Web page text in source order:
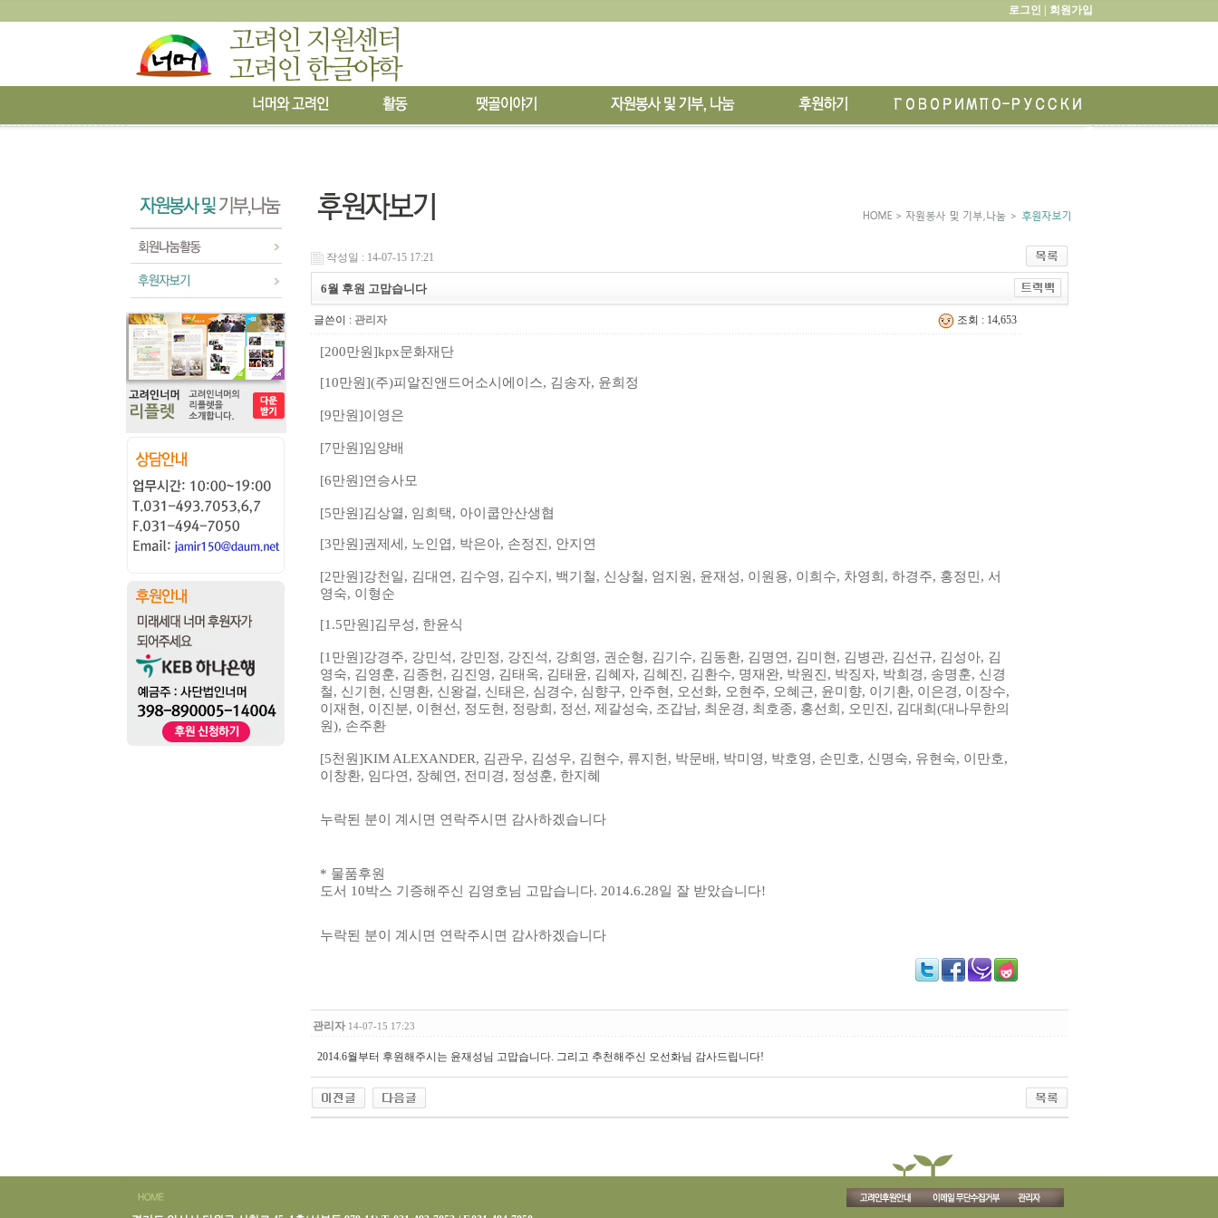
로그인 | 회원가입
작성일 : 14-07-15 17:21
6월 후원 고맙습니다
글쓴이 : 관리자 조회 : 14,653
[200만원]kpx문화재단
[10만원](주)피알진앤드어소시에이스, 김송자, 윤희정
[9만원]이영은
[7만원]임양배
[6만원]연승사모
[5만원]김상열, 임희택, 아이쿱안산생협
[3만원]권제세 , 노인엽, 박은아, 손정진 , 안지연
[2만원]강천일, 김대연 , 김수영, 김수지 , 백기철, 신상철, 엄지원 , 윤재성, 이원용, 이희수, 차영희 , 하경주, 홍정민 , 서
영숙, 이형순
[1.5만원]김무성, 한윤식
[1 만원]강경주, 강민석, 강민정, 강진석, 강희영, 권순형, 김기수, 김동환, 김명연 , 김미현 , 김병관, 김선규, 김성아, 김
영숙, 김영훈, 김종헌 , 김진영, 김태옥, 김태윤, 김혜자, 김혜진 , 김환수, 명재완, 박원진 , 박징자, 박희경, 송명훈, 신경
철, 신기현 , 신명환, 신왕걸, 신태은, 심경수, 심향구, 안주현 , 오선화, 오현주, 오혜근, 윤미향, 이기환, 이은경, 이장수,
이재현 , 이진분, 이현선 , 정도현 , 정랑희 , 정선 , 제갈성숙, 조갑남, 최운경, 최호종, 홍선희 , 오민진 , 김대희 (대나무한의
원), 손주환
[5천원]KIM ALEXANDER, 김관우, 김성우, 김현수, 류지헌 , 박문배 , 박미영, 박호영, 손민호, 신명숙, 유현숙, 이만호,
이창환, 임다연 , 장혜연 , 전미경, 정성훈, 한지혜
누락된 분이 계시면 연락주시면 감사하겠습니다
* 물품후원
도서 10박스 기증해주신 김영호님 고맙습니다. 2014.6.28일 잘 받았습니다!
누락된 분이 계시면 연락주시면 감사하겠습니다
관리자 14-07-15 17:23
2014.6월부터 후원해주시는 윤재성님 고맙습니다. 그리고 추천해주신 오선화님 감사드립니다!